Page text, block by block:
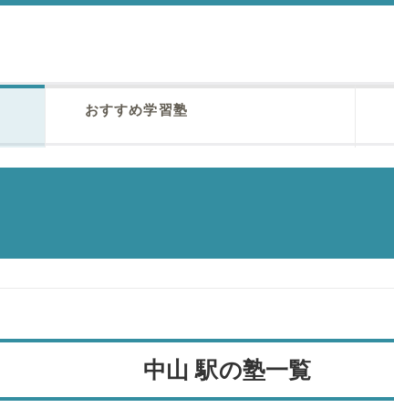
おすすめ学習塾
中山 駅の塾一覧